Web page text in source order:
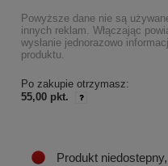
Powyższe dane nie są
innych reklam. Włączając
wysłanie jednorazowo
produktu.
Po zakupie otrzymasz:
55,00 pkt.
Produkt